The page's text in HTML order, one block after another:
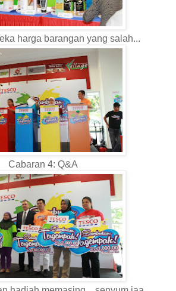
harga barangan yang salah...
Cabaran 4: Q&A